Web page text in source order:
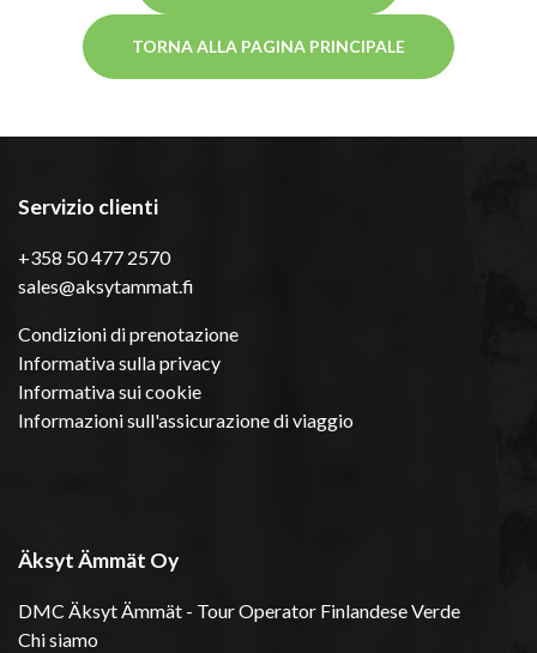
TORNA ALLA PAGINA PRINCIPALE
Servizio clienti
+358 50 477 2570
sales@aksytammat.fi
Condizioni di prenotazione
Informativa sulla privacy
Informativa sui cookie
Informazioni sull'assicurazione di viaggio
Äksyt Ämmät Oy
DMC Äksyt Ämmät - Tour Operator Finlandese Verde
Chi siamo